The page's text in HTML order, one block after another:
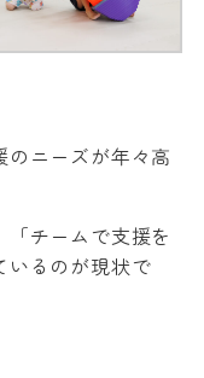
ニーズが年々高
チームで支援を
いるのが現状で